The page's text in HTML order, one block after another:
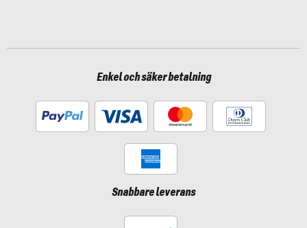
Enkel och säker betalning
Snabbare leverans